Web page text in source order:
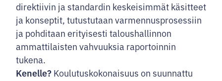
direktiivin ja standardin keskeisimmät käsitteet
ja konseptit, tutustutaan varmennusprosessiin
ja pohditaan erityisesti taloushallinnon
ammattilaisten vahvuuksia raportoinnin
tukena.
Kenelle? Koulutuskokonaisuus on suunnattu